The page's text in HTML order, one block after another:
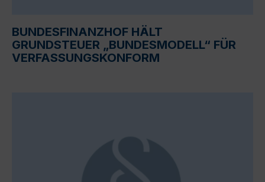
BUNDESFINANZHOF HÄLT
GRUNDSTEUER „BUNDESMODELL“ FÜR
VERFASSUNGSKONFORM